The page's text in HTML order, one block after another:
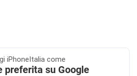
iPhoneItalia come
preferita su Google